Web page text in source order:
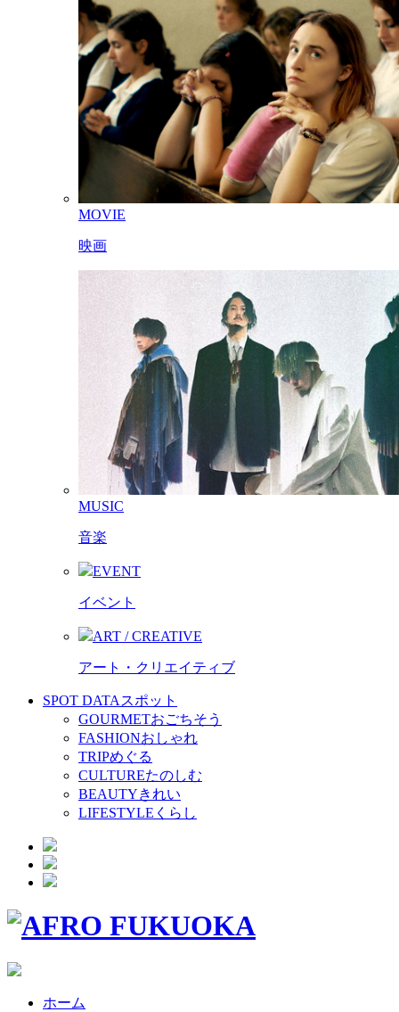
MOVIE
映画
MUSIC
音楽
EVENT
イベント
ART / CREATIVE
アート・クリエイティブ
SPOT DATA スポット
GOURMETおごちそう
FASHIONおしゃれ
TRIPめぐる
CULTUREたのしむ
BEAUTYきれい
LIFESTYLE くらし
ホーム